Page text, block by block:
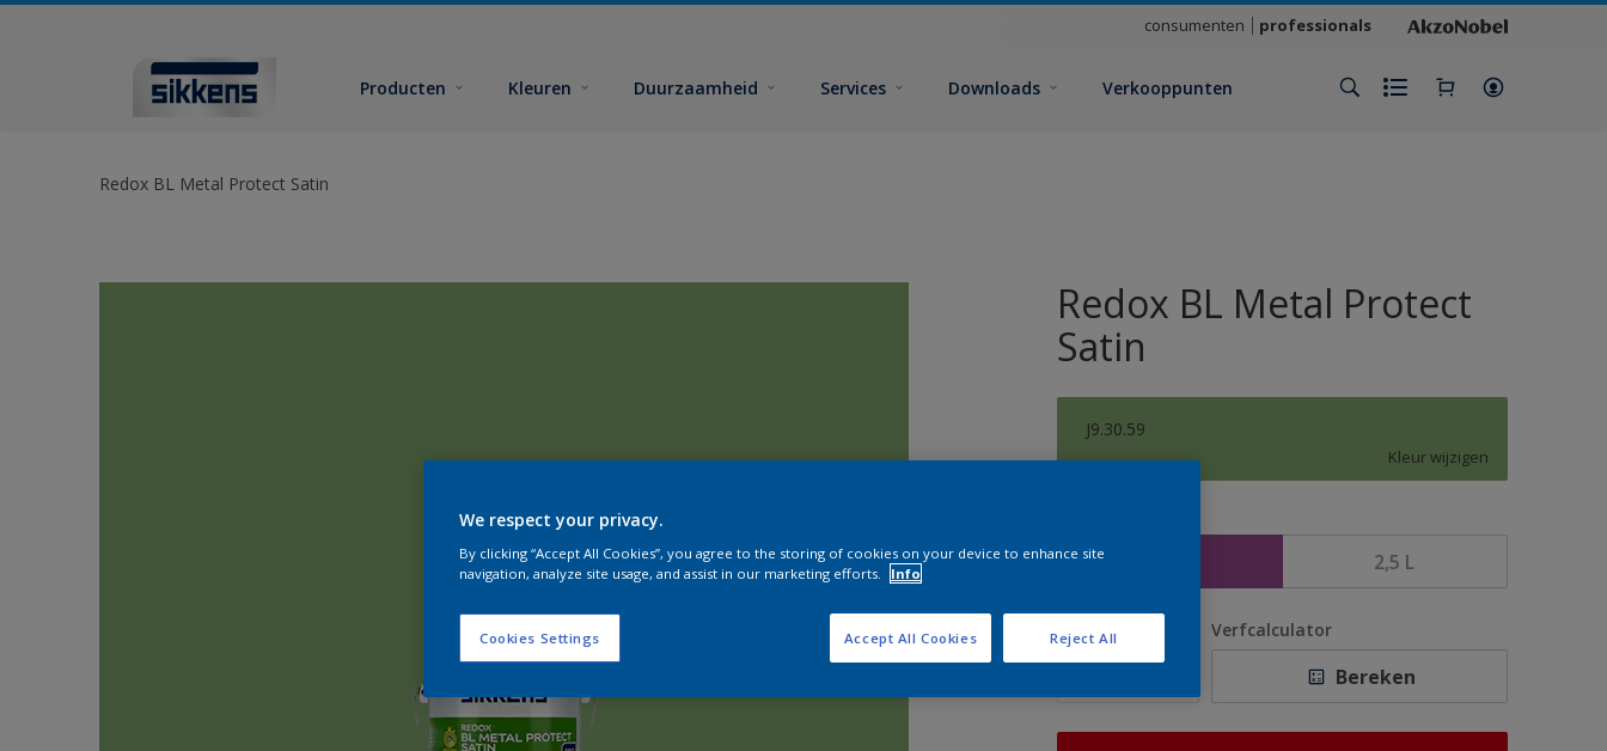
consumenten professionals
Producten Kleuren Duurzaamheid Services Downloads Verkooppunten
Redox BL Metal Protect Satin
Redox BL Metal Protect
Satin
J9.30.59
Kleur wijzigen
2,5 L
Aantal Verfcalculator
Bereken
We respect your privacy.
By clicking “Accept All Cookies”, you agree to the storing of cookies on your device to enhance site
navigation, analyze site usage, and assist in our marketing efforts.
Info
Cookies Settings Reject All
Accept All Cookies